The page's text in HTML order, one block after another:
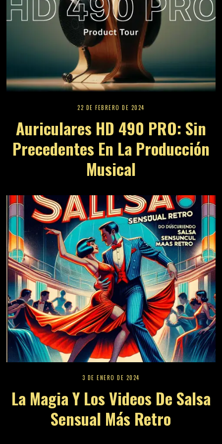
22 DE FEBRERO DE 2024
Auriculares HD 490 PRO: Sin
Precedentes En La Producción
Musical
3 DE ENERO DE 2024
La Magia Y Los Videos De Salsa
Sensual Más Retro